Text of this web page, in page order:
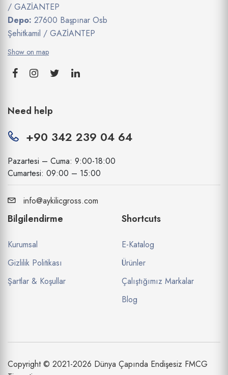
/ GAZİANTEP
Depo: 27600 Başpınar Osb
Şehitkamil / GAZİANTEP
Show on map
Need help
+90 342 239 04 64
Pazartesi – Cuma: 9:00-18:00
Cumartesi: 09:00 – 15:00
info@aykilicgross.com
Bilgilendirme
Kurumsal
Gizlilik Politikası
Şartlar & Koşullar
Shortcuts
E-Katalog
Ürünler
Çalıştığımız Markalar
Blog
Copyright © 2021-2026 Dünya Çapında Endişesiz FMCG